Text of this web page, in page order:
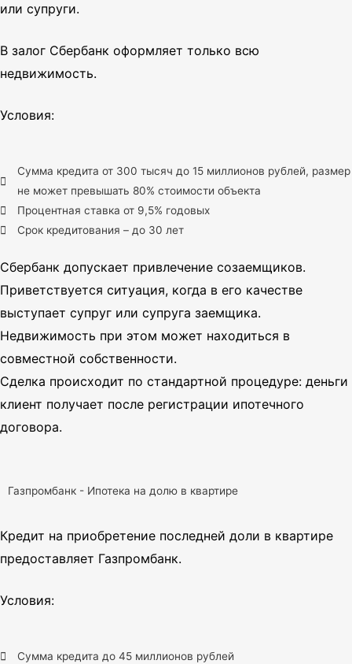
или супруги.
В залог Сбербанк оформляет только всю
недвижимость.
Условия:
Сумма кредита от 300 тысяч до 15 миллионов рублей, размер
не может превышать 80% стоимости объекта
Процентная ставка от 9,5% годовых
Срок кредитования – до 30 лет
Сбербанк допускает привлечение созаемщиков.
Приветствуется ситуация, когда в его качестве
выступает супруг или супруга заемщика.
Недвижимость при этом может находиться в
совместной собственности.
Сделка происходит по стандартной процедуре: деньги
клиент получает после регистрации ипотечного
договора.
Газпромбанк - Ипотека на долю в квартире
Кредит на приобретение последней доли в квартире
предоставляет Газпромбанк.
Условия:
Сумма кредита до 45 миллионов рублей